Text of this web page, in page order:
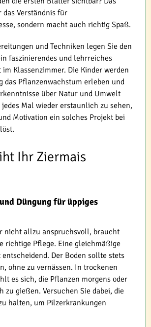
Verständnis für
sondern macht auch richtig Spaß.
und Techniken legen Sie den
faszinierendes und lehrreiches
Klassenzimmer. Die Kinder werden
das Pflanzenwachstum erleben und
über Natur und Umwelt
Mal wieder erstaunlich zu sehen,
Motivation ein solches Projekt bei
Ihr Ziermais
Düngung für üppiges
nicht allzu anspruchsvoll, braucht
richtige Pflege. Eine gleichmäßige
entscheidend. Der Boden sollte stets
ohne zu vernässen. In trockenen
es sich, die Pflanzen morgens oder
zu gießen. Versuchen Sie dabei, die
halten, um Pilzerkrankungen